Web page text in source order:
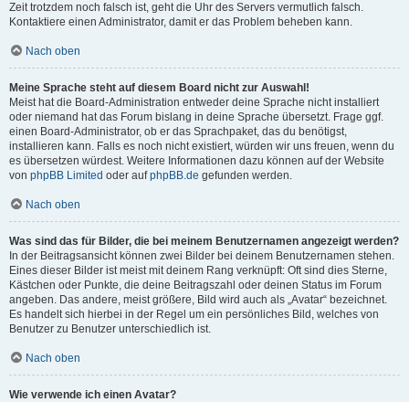
Zeit trotzdem noch falsch ist, geht die Uhr des Servers vermutlich falsch.
Kontaktiere einen Administrator, damit er das Problem beheben kann.
Nach oben
Meine Sprache steht auf diesem Board nicht zur Auswahl!
Meist hat die Board-Administration entweder deine Sprache nicht installiert
oder niemand hat das Forum bislang in deine Sprache übersetzt. Frage ggf.
einen Board-Administrator, ob er das Sprachpaket, das du benötigst,
installieren kann. Falls es noch nicht existiert, würden wir uns freuen, wenn du
es übersetzen würdest. Weitere Informationen dazu können auf der Website
von phpBB Limited oder aufphpBB.de gefunden werden.
Nach oben
Was sind das für Bilder, die bei meinem Benutzernamen angezeigt werden?
In der Beitragsansicht können zwei Bilder bei deinem Benutzernamen stehen.
Eines dieser Bilder ist meist mit deinem Rang verknüpft: Oft sind dies Sterne,
Kästchen oder Punkte, die deine Beitragszahl oder deinen Status im Forum
angeben. Das andere, meist größere, Bild wird auch als „Avatar“ bezeichnet.
Es handelt sich hierbei in der Regel um ein persönliches Bild, welches von
Benutzer zu Benutzer unterschiedlich ist.
Nach oben
Wie verwende ich einen Avatar?